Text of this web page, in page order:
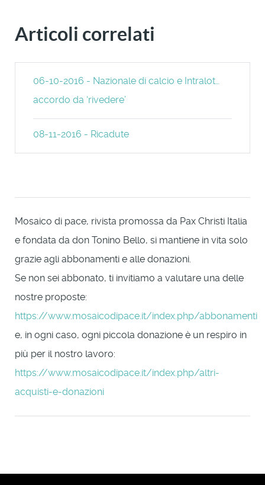
Articoli correlati
06-10-2016 - Nazionale di calcio e Intralot…
accordo da ‘rivedere’
08-11-2016 - Ricadute
Mosaico di pace, rivista promossa da Pax Christi Italia
e fondata da don Tonino Bello, si mantiene in vita solo
grazie agli abbonamenti e alle donazioni.
Se non sei abbonato, ti invitiamo a valutare una delle
nostre proposte:
https://www.mosaicodipace.it/index.php/abbonamenti
e, in ogni caso, ogni piccola donazione è un respiro in
più per il nostro lavoro:
https://www.mosaicodipace.it/index.php/altri-
acquisti-e-donazioni